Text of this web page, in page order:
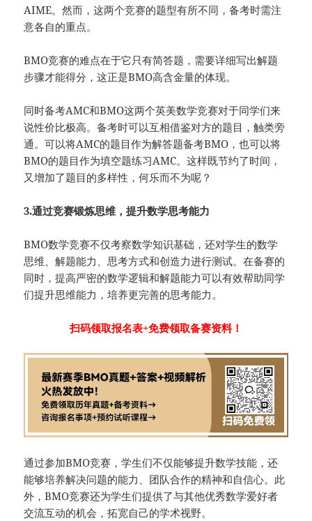
AIME。然而，这两个竞赛的题型有所不同，备考时需注
意各自的重点。
BMO竞赛的难点在于它只有简答题，需要详细写出解题
步骤才能得分，这正是BMO高含金量的体现。
同时备考AMC和BMO这两个英美数学竞赛对于同学们来
说性价比极高。备考时可以互相借鉴对方的题目，触类旁
通。可以将AMC的题目作为解答题备考BMO，也可以将
BMO的题目作为填空题练习AMC。这样既节约了时间，
又增加了题目的多样性，何乐而不为呢？
3.通过竞赛锻炼思维，提升数学思考能力
BMO数学竞赛不仅考察数学知识基础，还对学生的数学
思维、解题能力、思考方式和创造力进行测试。在备赛的
同时，提高严密的数学逻辑和解题能力可以有效帮助同学
们提升思维能力，培养更完善的思考能力。
扫码领取报名表+免费领取备赛资料！
通过参加BMO竞赛，学生们不仅能够提升数学技能，还
能够培养解决问题的能力、团队合作的精神和自信心。此
外，BMO竞赛还为学生们提供了与其他优秀数学爱好者
交流互动的机会，拓宽自己的学术视野。